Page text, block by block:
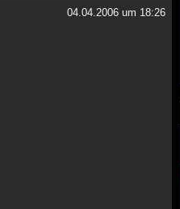
04.04.2006 um 18:26